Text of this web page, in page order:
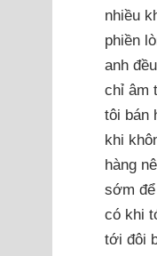
nhiều
phiền
anh
chỉ âm
tôi bán
khi
hàng
sớm
có khi
tới đôi